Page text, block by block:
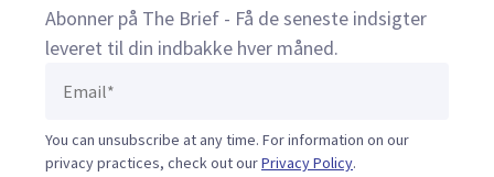
Abonner på The Brief - Få de seneste indsigter
leveret til din indbakke hver måned.
You can unsubscribe at any time. For information on our
privacy practices, check out ourPrivacy Policy.